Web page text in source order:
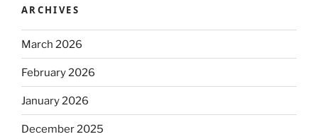
ARCHIVES
March 2026
February 2026
January 2026
December 2025